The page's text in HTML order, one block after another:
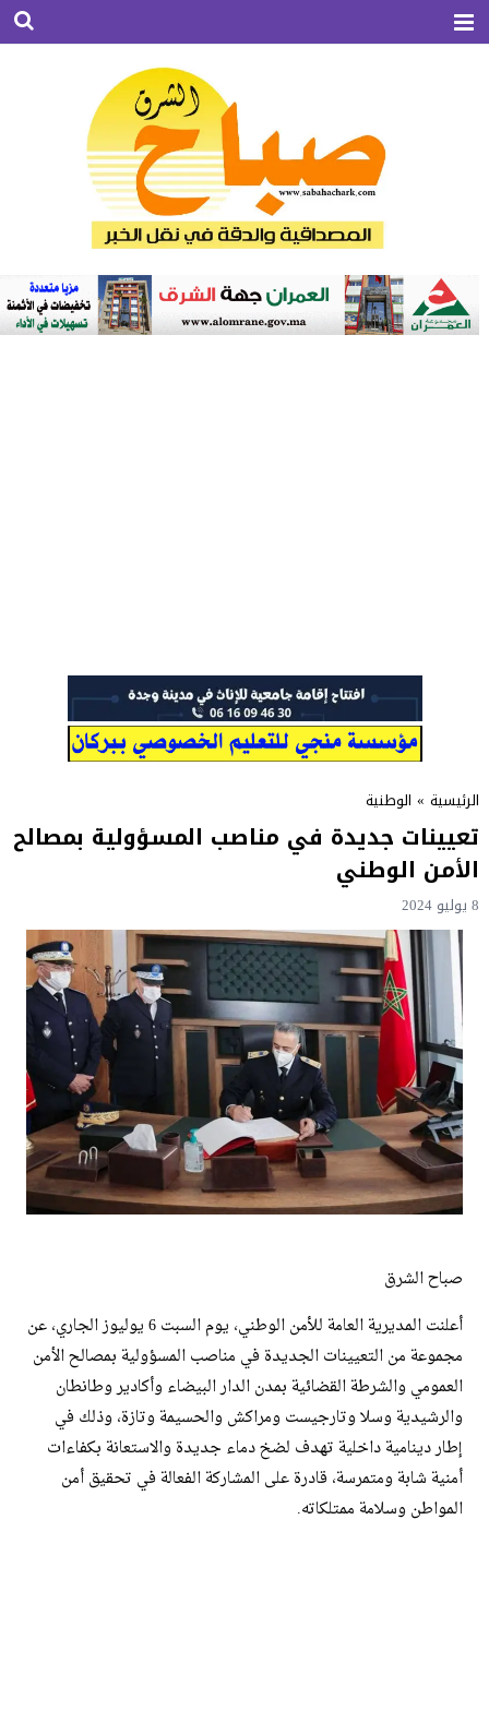
الرئيسية » الوطنية
تعيينات جديدة في مناصب المسؤولية بمصالح
الأمن الوطني
8 يوليو 2024
صباح الشرق
أعلنت المديرية العامة للأمن الوطني، يوم السبت 6 يوليوز الجاري، عن
مجموعة من التعيينات الجديدة في مناصب المسؤولية بمصالح الأمن
العمومي والشرطة القضائية بمدن الدار البيضاء وأكادير وطانطان
والرشيدية وسلا وتارجيست ومراكش والحسيمة وتازة، وذلك في
إطار دينامية داخلية تهدف لضخ دماء جديدة والاستعانة بكفاءات
أمنية شابة ومتمرسة، قادرة على المشاركة الفعالة في تحقيق أمن
المواطن وسلامة ممتلكاته.